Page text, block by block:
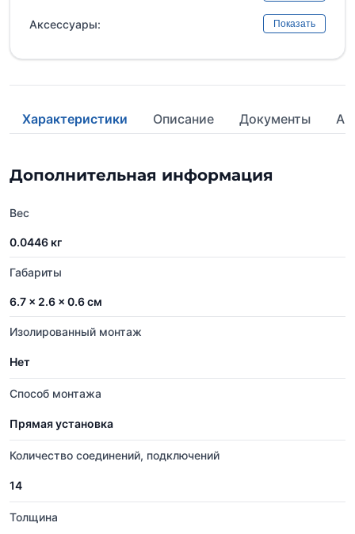
Аксессуары: Показать
Характеристики Описание Документы
Дополнительная информация
Вес
0.0446 кг
Габариты
6.7 × 2.6 × 0.6 см
Изолированный монтаж
Нет
Способ монтажа
Прямая установка
Количество соединений, подключений
14
Толщина